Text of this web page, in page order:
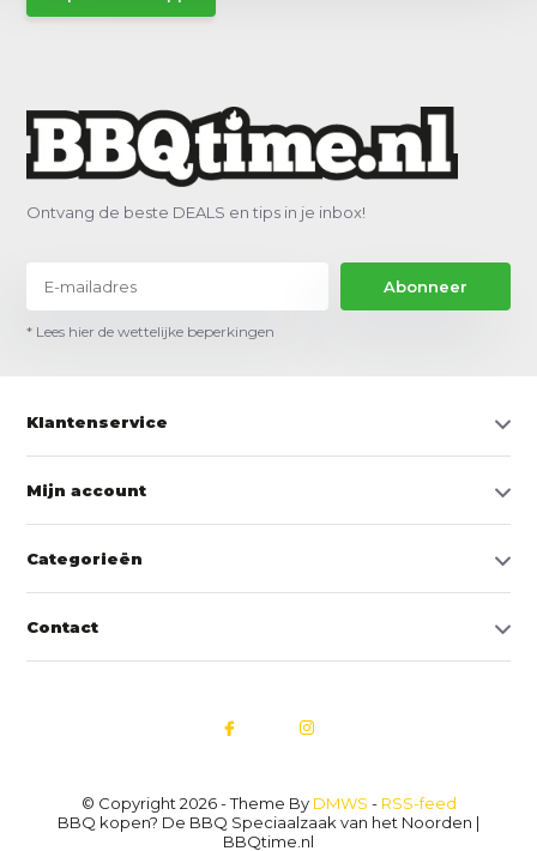
Ontvang de beste DEALS en tips in je inbox!
Abonneer
* Lees hier de wettelijke beperkingen
Klantenservice
Mijn account
Categorieën
Contact
© Copyright 2026 - Theme By DMWS - RSS-feed
BBQ kopen? De BBQ Speciaalzaak van het Noorden |
BBQtime.nl